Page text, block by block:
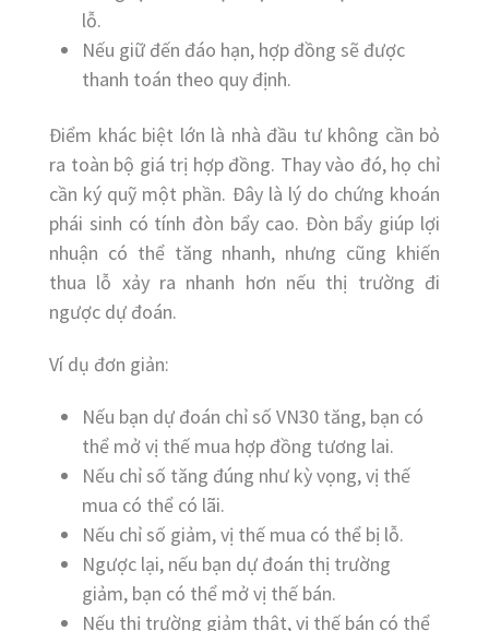
lỗ.
Nếu giữ đến đáo hạn, hợp đồng sẽ được
thanh toán theo quy định.
Điểm khác biệt lớn là nhà đầu tư không cần bỏ
ra toàn bộ giá trị hợp đồng. Thay vào đó, họ chỉ
cần ký quỹ một phần. Đây là lý do chứng khoán
phái sinh có tính đòn bẩy cao. Đòn bẩy giúp lợi
nhuận có thể tăng nhanh, nhưng cũng khiến
thua lỗ xảy ra nhanh hơn nếu thị trường đi
ngược dự đoán.
Ví dụ đơn giản:
Nếu bạn dự đoán chỉ số VN30 tăng, bạn có
thể mở vị thế mua hợp đồng tương lai.
Nếu chỉ số tăng đúng như kỳ vọng, vị thế
mua có thể có lãi.
Nếu chỉ số giảm, vị thế mua có thể bị lỗ.
Ngược lại, nếu bạn dự đoán thị trường
giảm, bạn có thể mở vị thế bán.
Nếu thị trường giảm thật, vị thế bán có thể